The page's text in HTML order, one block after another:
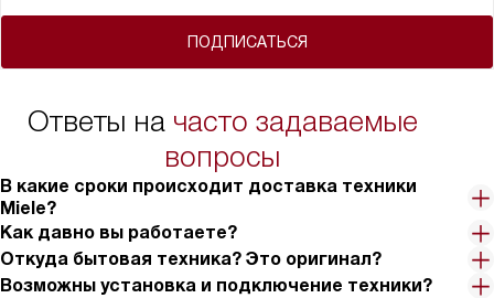
ПОДПИСАТЬСЯ
Ответы на часто задаваемые
вопросы
В какие сроки происходит доставка техники
Miele?
Как давно вы работаете?
Откуда бытовая техника? Это оригинал?
Возможны установка и подключение техники?